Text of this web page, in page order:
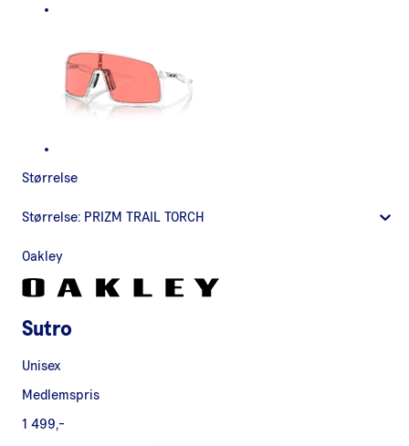
Størrelse
Størrelse: PRIZM TRAIL TORCH
Oakley
Sutro
Unisex
Medlemspris
1 499,-